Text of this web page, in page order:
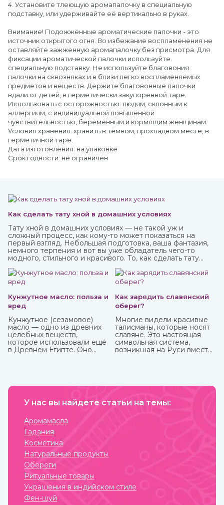
4. Установите тлеющую аромапалочку в специальную
подставку, или удерживайте её вертикально в руках.
Внимание! Подожжённые ароматические палочки - это
источник открытого огня. Во избежание воспламенения не
оставляйте зажженную аромапалочку без присмотра. Для
фиксации ароматической палочки используйте
специальную подставку. Не используйте благовония
палочки на сквозняках и в близи легко воспламеняемых
предметов и веществ. Держите благовонные палочки
вдали от детей, в герметически закупоренной таре.
Использовать с осторожностью: людям, склонным к
аллергиям, с индивидуальной повышенной
чувствительностью, беременным и кормящим женщинам.
Условия хранения: хранить в тёмном, прохладном месте, в
герметичной таре.
Дата изготовления: на упаковке
Срок годности: не ограничен
Как сделать тату хной в домашних условиях
Тату хной в домашних условиях — не такой уж и
сложный процесс, как кому-то может показаться на
первый взгляд. Небольшая подготовка, ваша фантазия,
немного терпения и вот вы уже обладатель чего-то
модного, стильного и красивого. То, как сделать тату
Кунжутное масло: польза и
вред
Кунжутное (сезамовое)
масло — одно из древних
целебных веществ,
которое использовали еще
в Древнем Египте. Оно
долго, до 9 лет, может
ценных качеств.
Как зарядить славянский
оберег?
Многие видели красивые
талисманы, которые носят
славяне. Это настоящая
символьная система,
возникшая на Руси вместе
одежду, предметы
архитектуру жилищ. Таким
У нас вы найдете статьи на темы:
Аромамасла
Гадания
Косметика
Натуральные продукты
Обереги
Ритуальные товары
Украшения в индийском стиле
Фен-шуй